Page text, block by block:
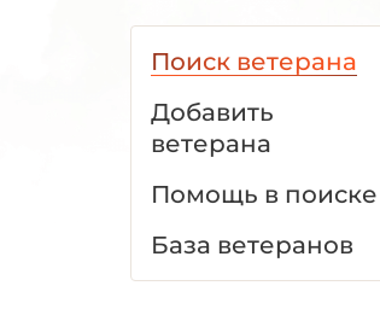
Поиск ветерана
Добавить
ветерана
Помощь в поиске
База ветеранов